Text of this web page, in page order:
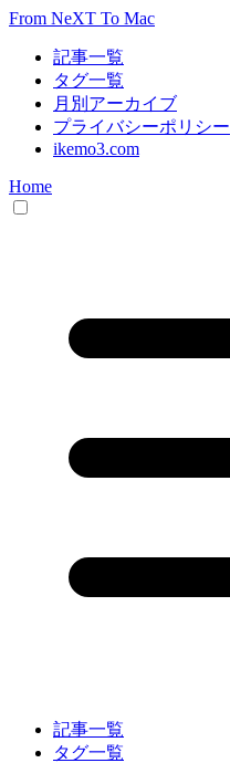
From NeXT To Mac
記事一覧
タグ一覧
月別アーカイブ
プライバシーポリシー
ikemo3.com
Home
記事一覧
タグ一覧